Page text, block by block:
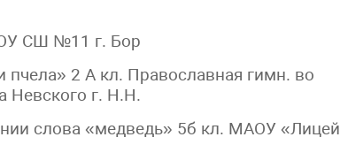
СШ №11 г. Бор
2 А кл. Православная гимн. во
Невского г. Н.Н.
слова «медведь» 5б кл. МАОУ «Лицей